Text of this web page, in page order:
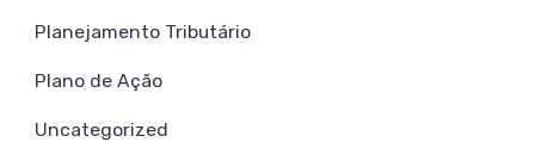
Planejamento Tributário
Plano de Ação
Uncategorized